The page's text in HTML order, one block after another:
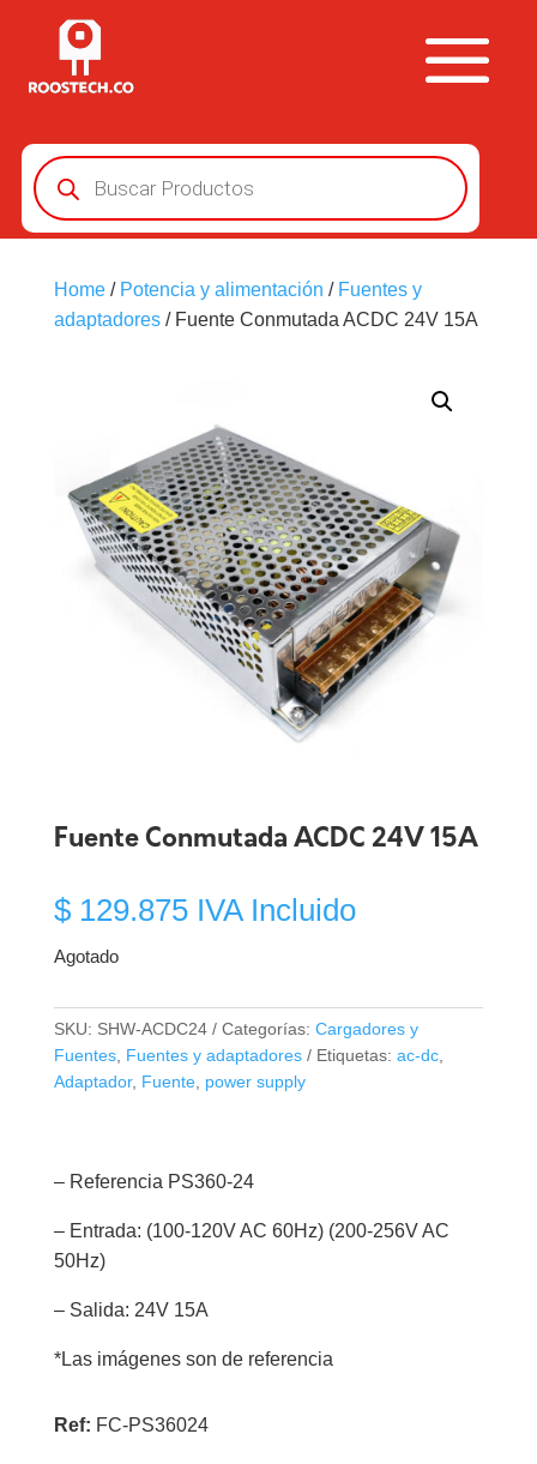
Búsqueda
de
productos
Home/ Potencia y alimentación / Fuentes y
adaptadores/ Fuente Conmutada ACDC 24V 15A
Fuente Conmutada ACDC 24V 15A
$129.875 IVA Incluido
Agotado
SKU: SHW-ACDC24 Categorías: Cargadores y
Fuentes, Fuentes y adaptadores Etiquetas: ac-dc,
Adaptador, Fuente, power supply
– Referencia PS360-24
– Entrada: (100-120V AC 60Hz) (200-256V AC
50Hz)
– Salida: 24V 15A
*Las imágenes son de referencia
Ref: FC-PS36024